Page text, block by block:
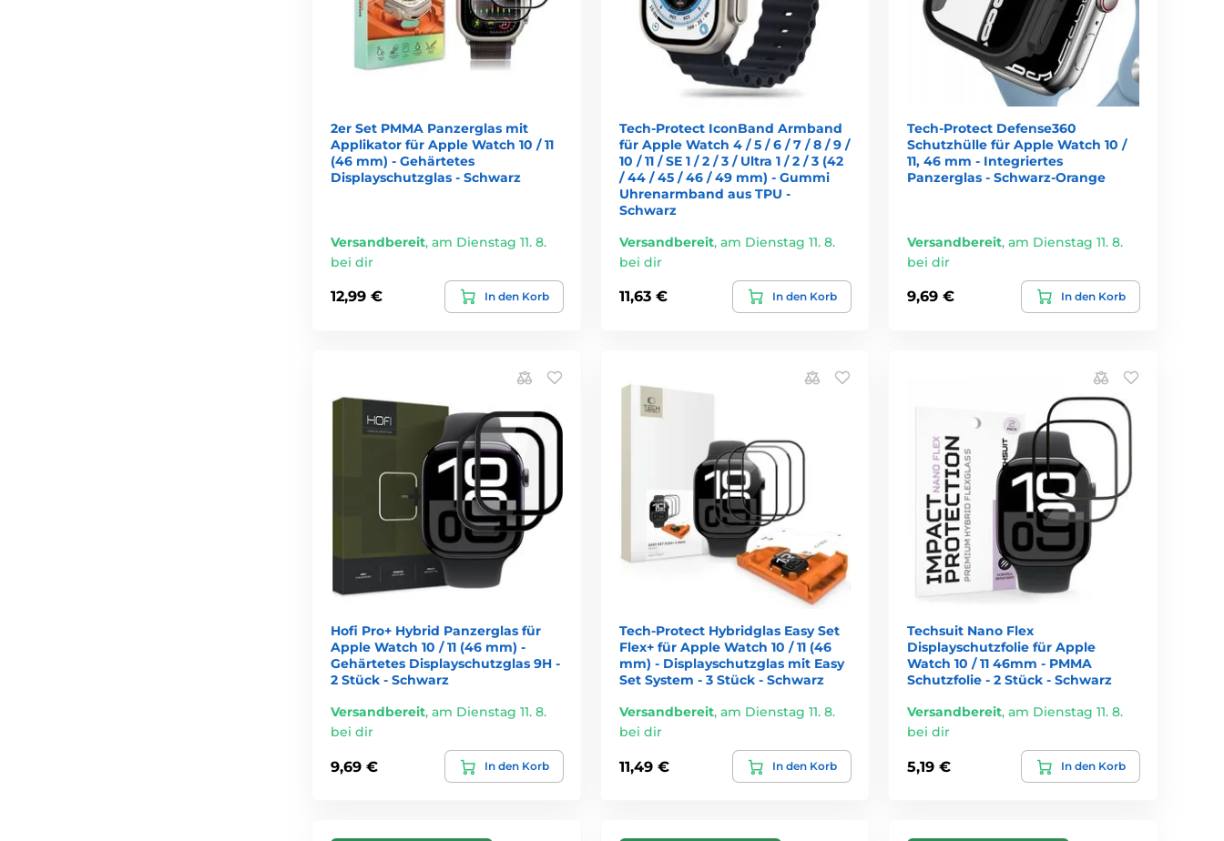
2er Set PMMA Panzerglas mit
Applikator für Apple Watch 10 / 11
(46 mm) - Gehärtetes
Displayschutzglas - Schwarz
Versandbereit, am Dienstag 11. 8.
bei dir
12,99 € In den Korb
Tech-Protect IconBand Armband
für Apple Watch 4 / 5 / 6 / 7 / 8 / 9 /
10 / 11 / SE 1 / 2 / 3 / Ultra 1 / 2 / 3 (42
/ 44 / 45 / 46 / 49 mm) - Gummi
Uhrenarmband aus TPU -
Schwarz
Versandbereit, am Dienstag 11. 8.
bei dir
11,63 € In den Korb
Tech-Protect Defense360
Schutzhülle für Apple Watch 10 /
11, 46 mm - Integriertes
Panzerglas - Schwarz-Orange
Versandbereit,am Dienstag 11. 8.
bei dir
9,69 € In den Korb
Hofi Pro+ Hybrid Panzerglas für
Apple Watch 10 / 11 (46 mm) -
Gehärtetes Displayschutzglas 9H -
2 Stück - Schwarz
Versandbereit, am Dienstag 11. 8.
bei dir
9,69 € In den Korb
Tech-Protect Hybridglas Easy Set
Flex+ für Apple Watch 10 / 11 (46
mm) - Displayschutzglas mit Easy
Set System - 3 Stück - Schwarz
Versandbereit, am Dienstag 11. 8.
bei dir
11,49 € In den Korb
Techsuit Nano Flex
Displayschutzfolie für Apple
Watch 10 / 11 46mm - PMMA
Schutzfolie - 2 Stück - Schwarz
Versandbereit,am Dienstag 11. 8.
bei dir
5,19 € In den Korb